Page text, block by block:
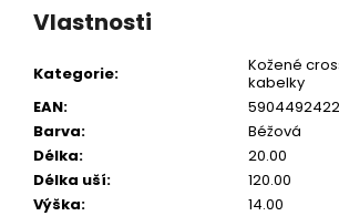
Vlastnosti
Kategorie:
Kožené
kabelky
EAN:
Barva:
Béžová
Délka:
20.00
Délka uší:
120.00
Výška:
14.00